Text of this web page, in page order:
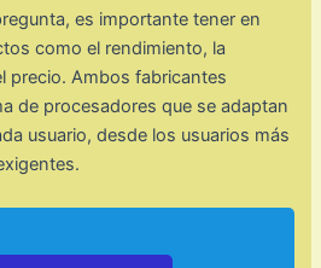
es importante tener en
como el rendimiento, la
precio. Ambos fabricantes
de procesadores que se adaptan
usuario, desde los usuarios más